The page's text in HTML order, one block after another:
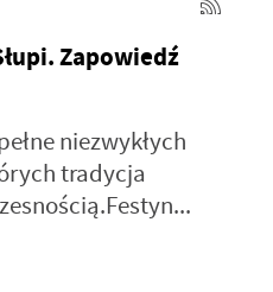
Zapowiedź
niezwykłych
tradycja